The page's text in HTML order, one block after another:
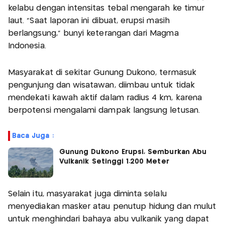
kelabu dengan intensitas tebal mengarah ke timur
laut. "Saat laporan ini dibuat, erupsi masih
berlangsung," bunyi keterangan dari Magma
Indonesia.
Masyarakat di sekitar Gunung Dukono, termasuk
pengunjung dan wisatawan, diimbau untuk tidak
mendekati kawah aktif dalam radius 4 km, karena
berpotensi mengalami dampak langsung letusan.
Baca Juga :
Gunung Dukono Erupsi, Semburkan Abu
Vulkanik Setinggi 1.200 Meter
Selain itu, masyarakat juga diminta selalu
menyediakan masker atau penutup hidung dan mulut
untuk menghindari bahaya abu vulkanik yang dapat